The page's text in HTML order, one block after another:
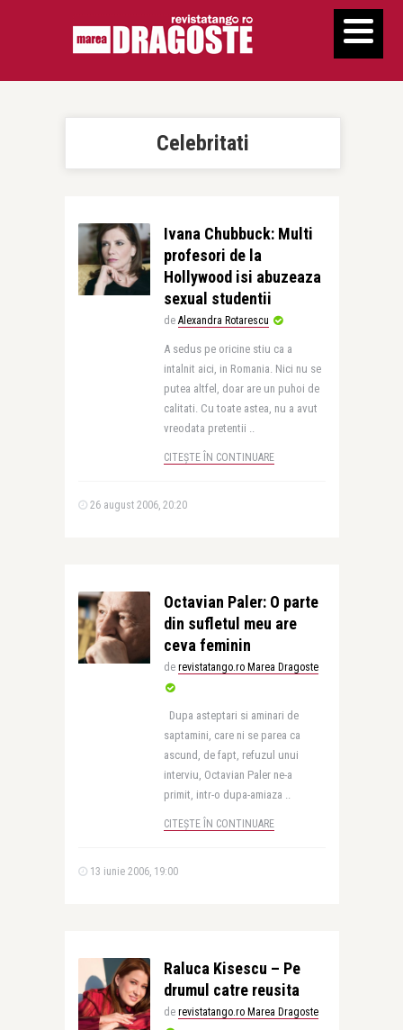
Celebritati
Ivana Chubbuck: Multi
profesori de la
Hollywood isi abuzeaza
sexual studentii
de Alexandra Rotarescu
A sedus pe oricine stiu ca a
intalnit aici, in Romania. Nici nu se
putea altfel, doar are un puhoi de
calitati. Cu toate astea, nu a avut
vreodata pretentii ..
CITEȘTE ÎN CONTINUARE
26 august 2006, 20:20
Octavian Paler: O parte
din sufletul meu are
ceva feminin
de revistatango.ro Marea Dragoste
Dupa asteptari si aminari de
saptamini, care ni se parea ca
ascund, de fapt, refuzul unui
interviu, Octavian Paler ne-a
primit, intr-o dupa-amiaza ..
CITEȘTE ÎN CONTINUARE
13 iunie 2006, 19:00
Raluca Kisescu – Pe
drumul catre reusita
de revistatango.ro Marea Dragoste